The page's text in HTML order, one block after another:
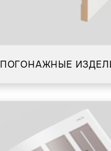
ПОГОНАЖНЫЕ